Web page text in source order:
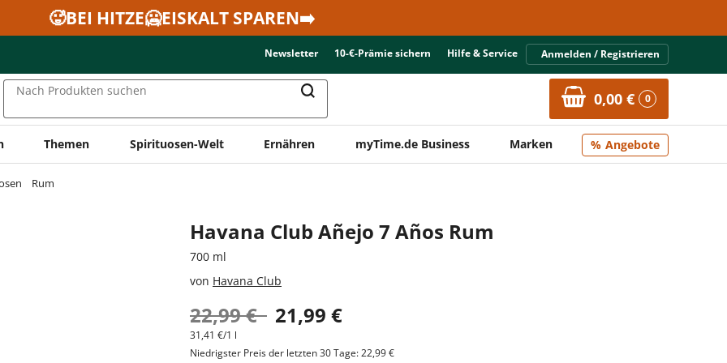
🥵BEI HITZE🥶EISKALT SPAREN➡️
Newsletter 10-€-Prämie sichern Hilfe & Service Anmelden / Registrieren
Nach Produkten suchen 0,00 € 0
Themen Spirituosen-Welt Ernähren myTime.de Business Marken Angebote
Rum
Havana Club Añejo 7 Años Rum
700 ml
von Havana Club
22,99 € 21,99 €
31,41 €/1 l
Niedrigster Preis der letzten 30 Tage: 22,99 €